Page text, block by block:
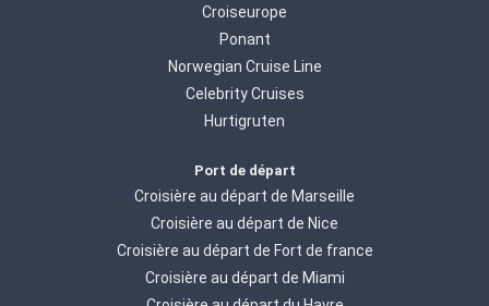
Croiseurope
Ponant
Norwegian Cruise Line
Celebrity Cruises
Hurtigruten
Port de départ
Croisière au départ de Marseille
Croisière au départ de Nice
Croisière au départ de Fort de france
Croisière au départ de Miami